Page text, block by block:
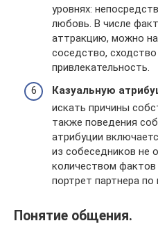
уровнях:
любовь. В числе
аттракцию, можно
соседство,
привлекательность.
Казуальную
искать причины
также поведения
атрибуции
из собеседников не
количеством
портрет партнера
Понятие общения.